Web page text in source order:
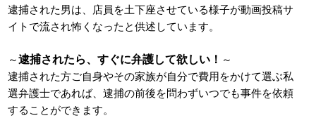
逮捕された男は、店員を土下座させている様子が動画投稿サ
イトで流され怖くなったと供述しています。
～逮捕されたら、すぐに弁護して欲しい！ ～
逮捕された方ご自身やその家族が自分で費用をかけて選ぶ私
選弁護士であれば、逮捕の前後を問わずいつでも事件を依頼
することができます。